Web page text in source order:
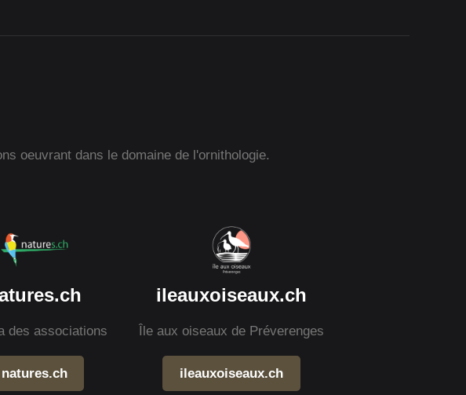
oeuvrant dans le domaine de l'ornithologie.
des associations
natures.ch
ileauxoiseaux.ch
Île aux oiseaux de Préverenges
ileauxoiseaux.ch